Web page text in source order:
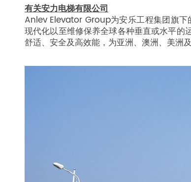
有关安力电梯有限公司
Anlev Elevator Group为安乐工程集团旗下
现代化以至维修保养全球各种垂直或水平
舒适、安全及高效能，为亚洲、澳洲、美洲